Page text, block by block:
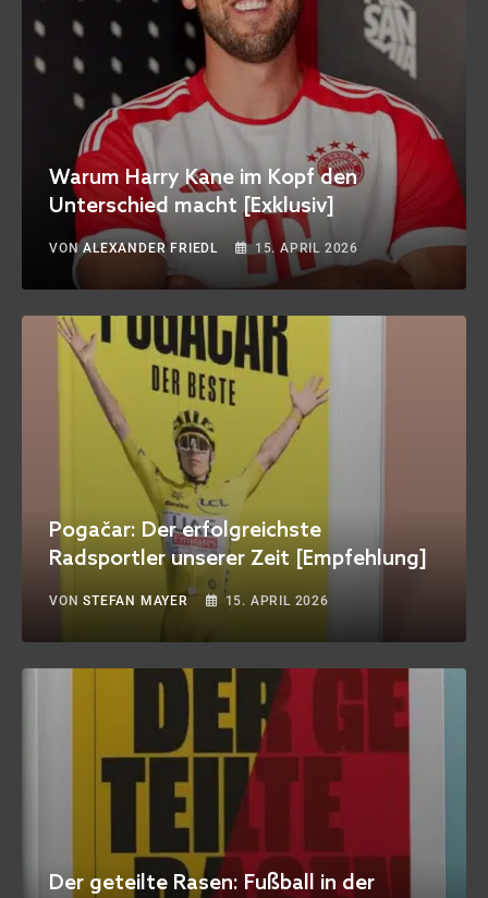
Warum Harry Kane im Kopf den
Unterschied macht [Exklusiv]
VONALEXANDER FRIEDL 15. APRIL 2026
Pogačar: Der erfolgreichste
Radsportler unserer Zeit [Empfehlung]
VONSTEFAN MAYER 15. APRIL 2026
Der geteilte Rasen: Fußball in der